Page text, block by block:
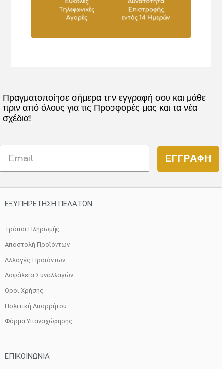
Πραγματοποίησε σήμερα την εγγραφή σου και μάθε
πριν από όλους για τις Προσφορές μας και τα νέα
σχέδια!
ΕΓΓΡΑΦΗ
ΕΞΥΠΗΡΕΤΗΣΗ ΠΕΛΑΤΩΝ
Τρόποι Πληρωμής
Αποστολή Προϊόντων
Αλλαγές Προϊόντων
Ασφάλεια Συναλλαγών
Όροι Χρήσης
Πολιτική Απορρήτου
Φόρμα Υπαναχώρησης
ΕΠΙΚΟΙΝΩΝΙΑ